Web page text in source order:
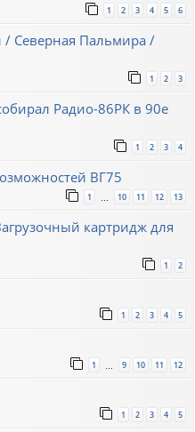
1 2 3 4 5 6
/ Северная Пальмира /
1 2 3
Радио-86РК в 90е
1 2 3 4
ВГ75
1 … 10 11 12 13
картридж для
1 2
1 2 3 4 5
1 … 9 10 11 12
1 2 3 4 5